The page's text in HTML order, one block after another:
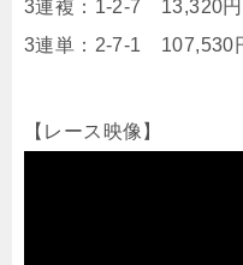
3連複：1-2-7 13,320
3連単：2-7-1
【レース映像】